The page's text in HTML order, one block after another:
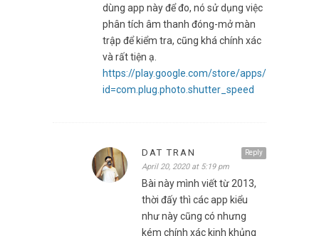
dùng app này để đo, nó sử dụng việc
phân tích âm thanh đóng-mở màn
trập để kiểm tra, cũng khá chính xác
và rất tiện ạ.
https://play.google.com/store/apps/details?
id=com.plug.photo.shutter_speed
Reply
DAT TRAN
April 20, 2020 at 5:19 pm
Bài này mình viết từ 2013,
thời đấy thì các app kiểu
như này cũng có nhưng
kém chính xác kinh khủng